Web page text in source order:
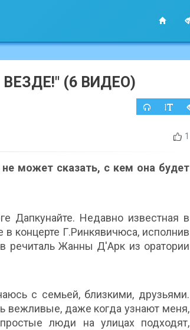
(6 ВИДЕО)
1
может сказать, с кем она будет
Дапкунайте. Недавно известная в
в концерте Г.Ринкявичюса, исполнив
речиталь Жанны Д'Арк из оратории
с семьей, близкими, друзьями.
вежливые, даже когда узнают меня,
люди на улицах подходят,